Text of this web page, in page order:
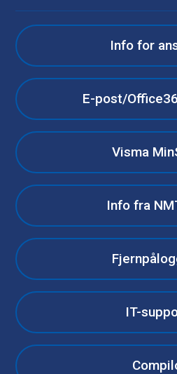
Info for
E-post/
Visma
Info fra
IT-